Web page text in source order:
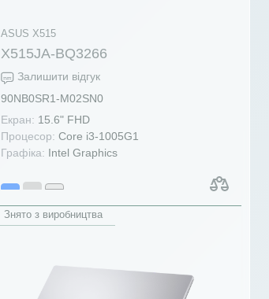
ASUS X515
X515JA-BQ3266
Залишити відгук
90NB0SR1-M02SN0
Екран: 15.6" FHD
Процесор: Core i3-1005G1
Графіка: Intel Graphics
Знято з виробництва